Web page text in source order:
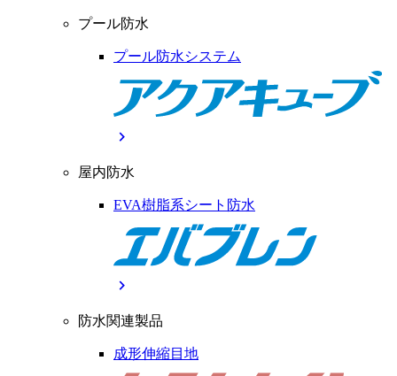
プール防水
プール防水システム
chevron_right
屋内防水
EVA樹脂系シート防水
chevron_right
防水関連製品
成形伸縮目地